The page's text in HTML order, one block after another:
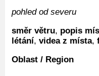
pohled od severu
směr větru, popis
létání, videa z místa,
Oblast / Region